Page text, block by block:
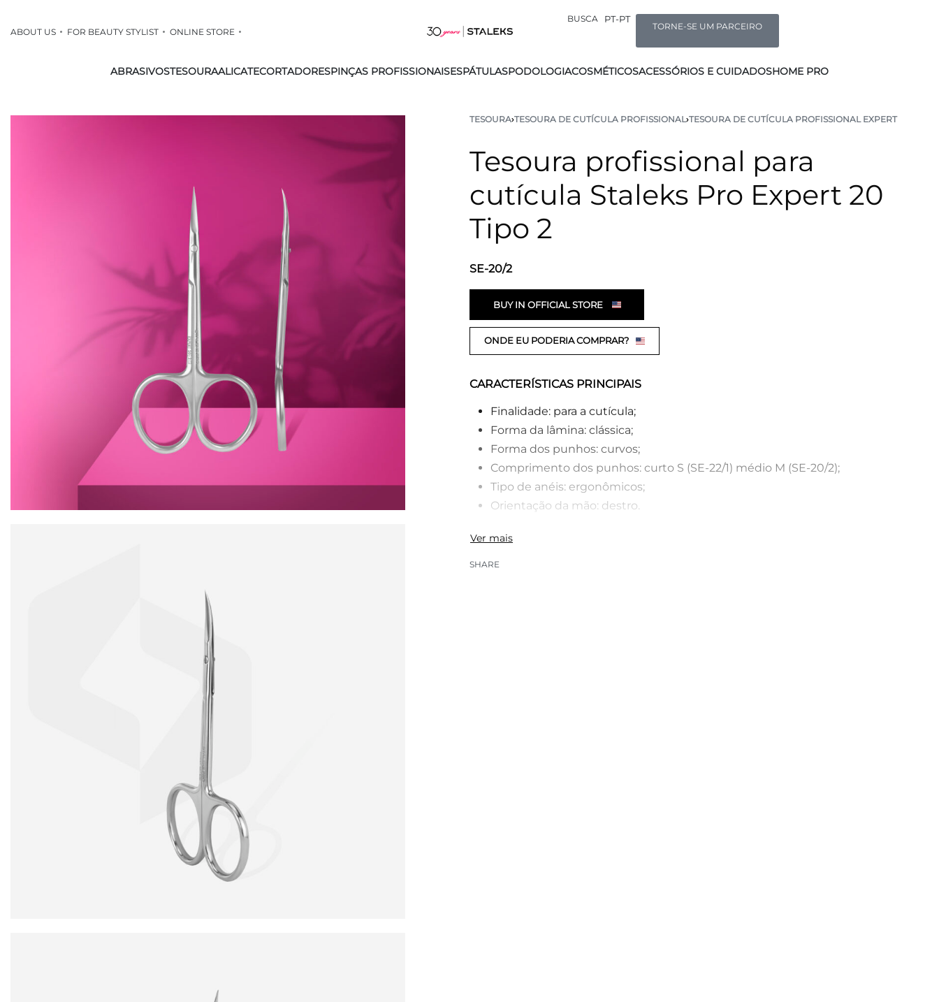
ABOUT US FOR BEAUTY STYLIST ONLINE STORE
BUSCA PT-PT
TORNE-SE UM PARCEIRO
ABRASIVOSTESOURAALICATECORTADORESPINÇAS PROFISSIONAISESPÁTULASPODOLOGIACOSMÉTICOSACESSÓRIOS E CUIDADOSHOME PRO
TESOURA›TESOURA DE CUTÍCULA PROFISSIONAL›TESOURA DE CUTÍCULA PROFISSIONAL EXPERT
Tesoura profissional para
cutícula Staleks Pro Expert 20
Tipo 2
SE-20/2
BUY IN OFFICIAL STORE
ONDE EU PODERIA COMPRAR?
CARACTERÍSTICAS PRINCIPAIS
Finalidade: para a cutícula;
Forma da lâmina: clássica;
Forma dos punhos: curvos;
Comprimento dos punhos: curto S (SE-22/1) médio M (SE-20/2);
Tipo de anéis: ergonômicos;
Orientação da mão: destro.
SHARE